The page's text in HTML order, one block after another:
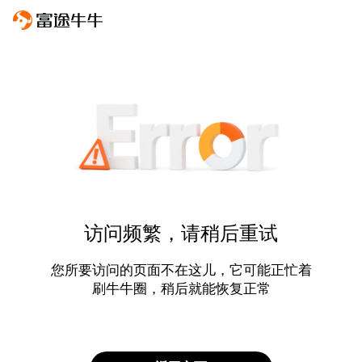
访问频繁，请稍后重试
您所要访问的页面不在这儿，它可能正忙着
刷牛牛圈，稍后就能恢复正常